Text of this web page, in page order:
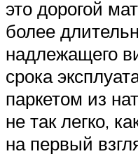
это дорогой
более
надлежащего
срока
паркетом из
не так легко,
на первый